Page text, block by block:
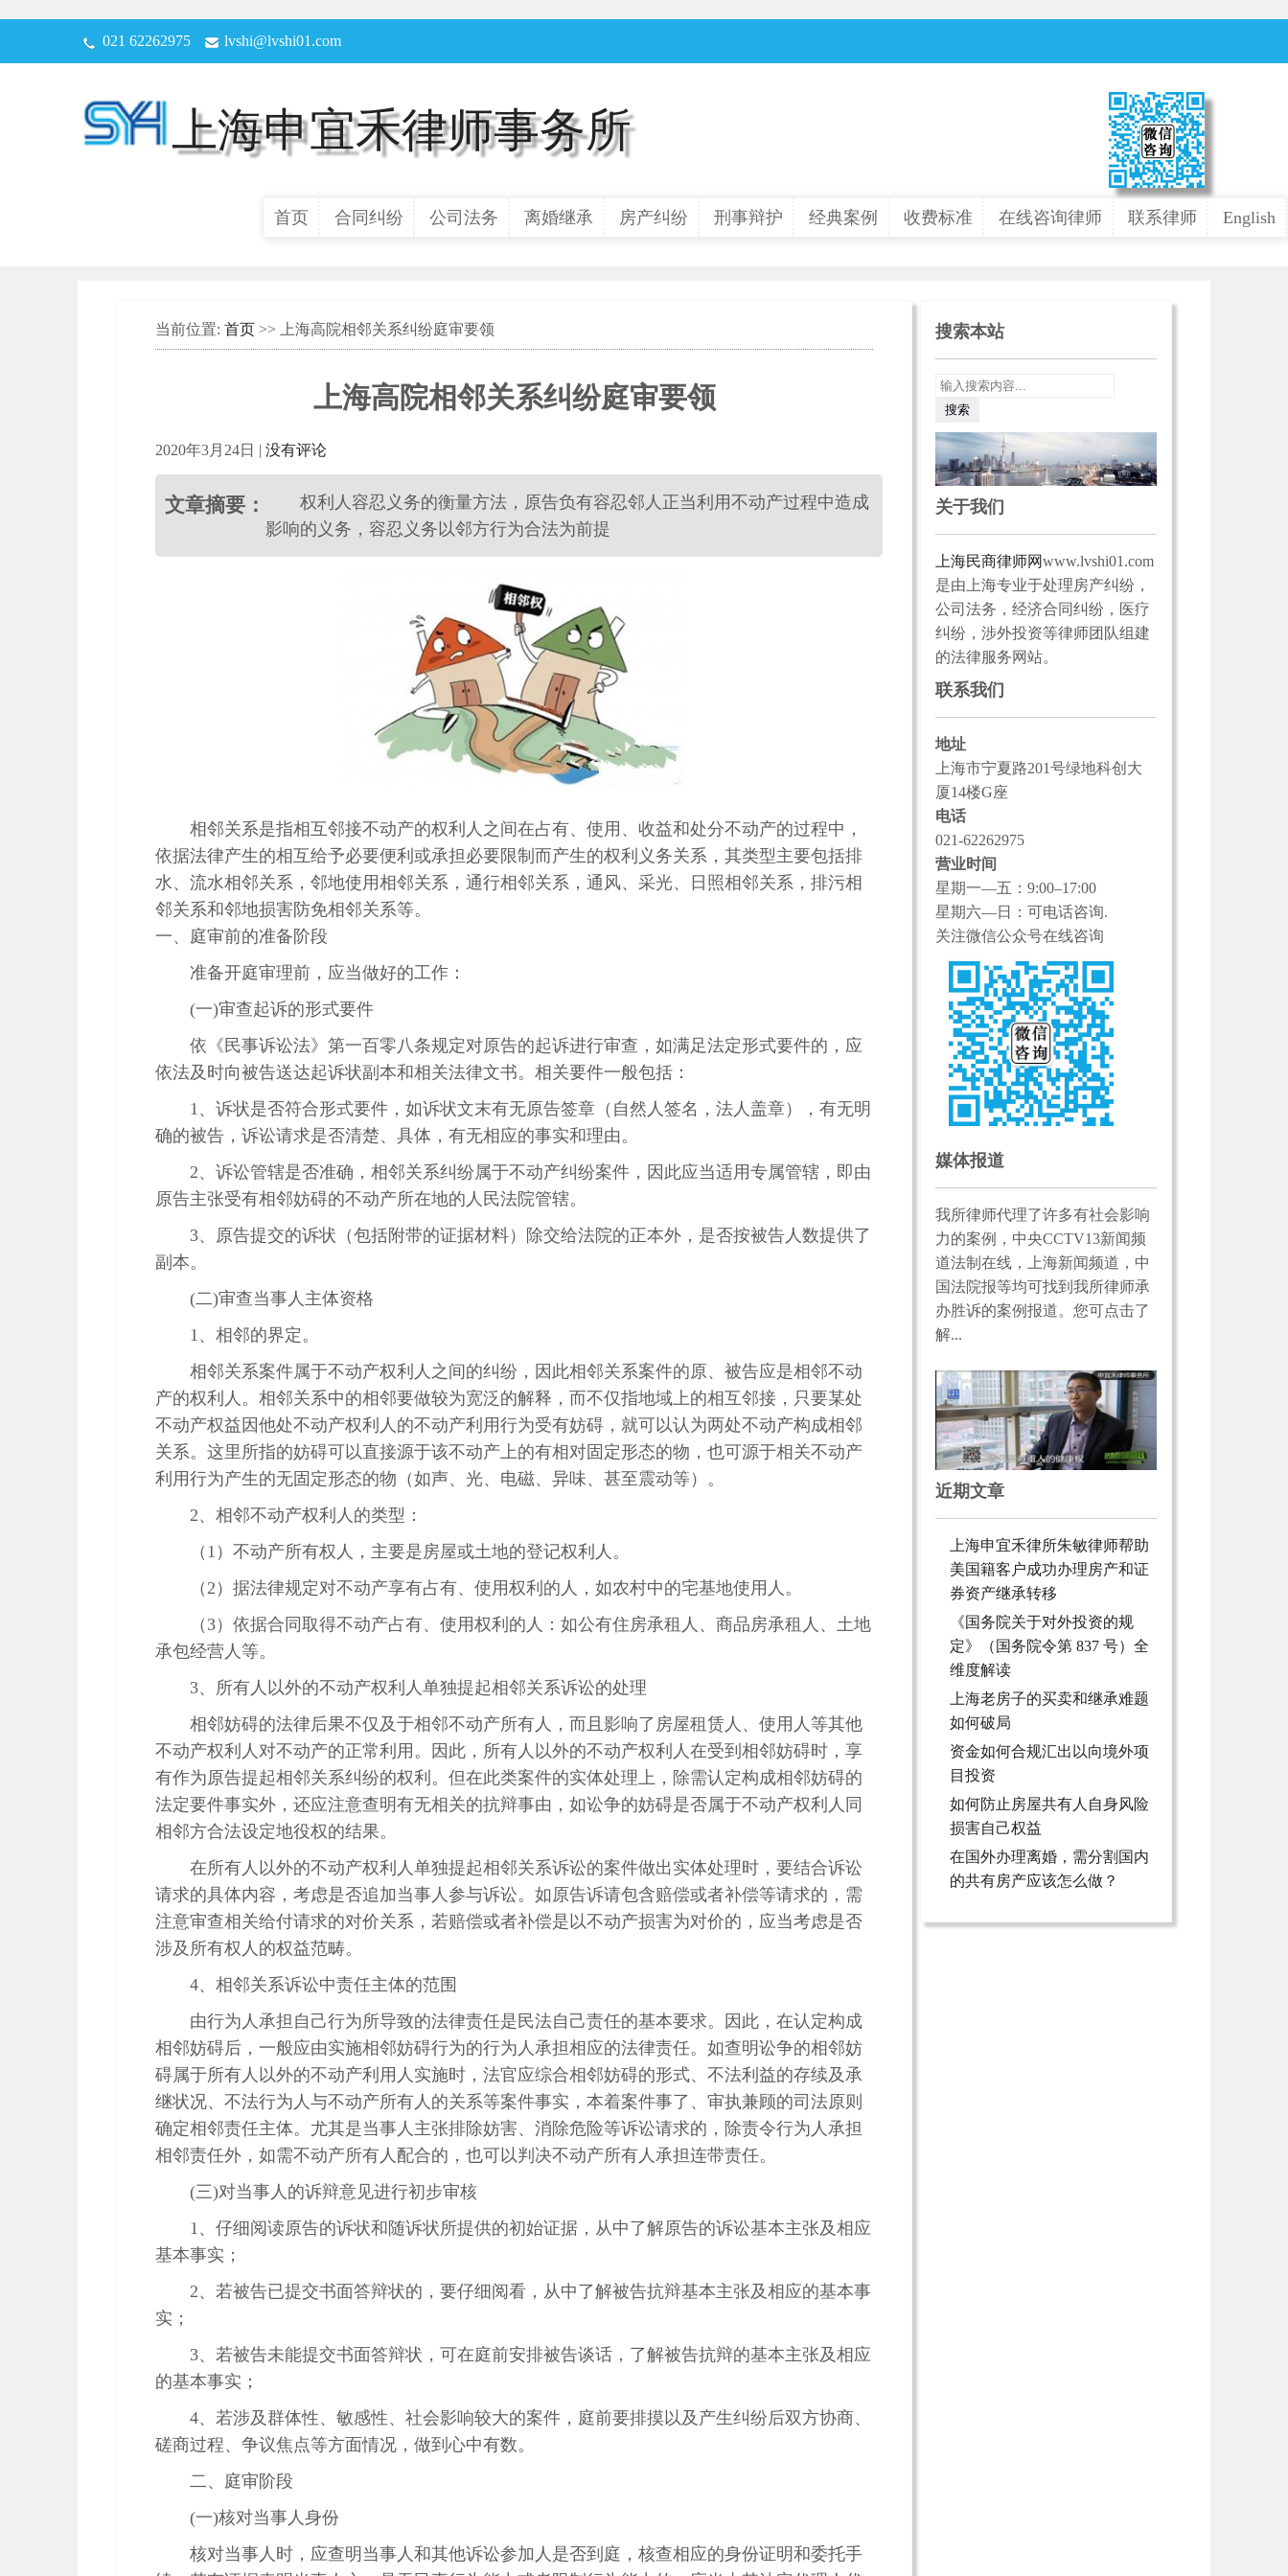
021 62262975 lvshi@lvshi01.com
上海申宜禾律师事务所
首页 合同纠纷 公司法务 离婚继承 房产纠纷 刑事辩护 经典案例 收费标准 在线咨询律师 联系律师 English
当前位置: 首页 >> 上海高院相邻关系纠纷庭审要领
上海高院相邻关系纠纷庭审要领
2020年3月24日 | 没有评论
文章摘要：
权利人容忍义务的衡量方法，原告负有容忍邻人正当利用不动产过程中造成
影响的义务，容忍义务以邻方行为合法为前提
相邻关系是指相互邻接不动产的权利人之间在占有、使用、收益和处分不动产的过程中，
依据法律产生的相互给予必要便利或承担必要限制而产生的权利义务关系，其类型主要包括排
水、流水相邻关系，邻地使用相邻关系，通行相邻关系，通风、采光、日照相邻关系，排污相
邻关系和邻地损害防免相邻关系等。
一、庭审前的准备阶段
准备开庭审理前，应当做好的工作：
(一)审查起诉的形式要件
依《民事诉讼法》第一百零八条规定对原告的起诉进行审查，如满足法定形式要件的，应
依法及时向被告送达起诉状副本和相关法律文书。相关要件一般包括：
1、诉状是否符合形式要件，如诉状文末有无原告签章（自然人签名，法人盖章），有无明
确的被告，诉讼请求是否清楚、具体，有无相应的事实和理由。
2、诉讼管辖是否准确，相邻关系纠纷属于不动产纠纷案件，因此应当适用专属管辖，即由
原告主张受有相邻妨碍的不动产所在地的人民法院管辖。
3、原告提交的诉状（包括附带的证据材料）除交给法院的正本外，是否按被告人数提供了
副本。
(二)审查当事人主体资格
1、相邻的界定。
相邻关系案件属于不动产权利人之间的纠纷，因此相邻关系案件的原、被告应是相邻不动
产的权利人。相邻关系中的相邻要做较为宽泛的解释，而不仅指地域上的相互邻接，只要某处
不动产权益因他处不动产权利人的不动产利用行为受有妨碍，就可以认为两处不动产构成相邻
关系。这里所指的妨碍可以直接源于该不动产上的有相对固定形态的物，也可源于相关不动产
利用行为产生的无固定形态的物（如声、光、电磁、异味、甚至震动等）。
2、相邻不动产权利人的类型：
（1）不动产所有权人，主要是房屋或土地的登记权利人。
（2）据法律规定对不动产享有占有、使用权利的人，如农村中的宅基地使用人。
（3）依据合同取得不动产占有、使用权利的人：如公有住房承租人、商品房承租人、土地
承包经营人等。
3、所有人以外的不动产权利人单独提起相邻关系诉讼的处理
相邻妨碍的法律后果不仅及于相邻不动产所有人，而且影响了房屋租赁人、使用人等其他
不动产权利人对不动产的正常利用。因此，所有人以外的不动产权利人在受到相邻妨碍时，享
有作为原告提起相邻关系纠纷的权利。但在此类案件的实体处理上，除需认定构成相邻妨碍的
法定要件事实外，还应注意查明有无相关的抗辩事由，如讼争的妨碍是否属于不动产权利人同
相邻方合法设定地役权的结果。
在所有人以外的不动产权利人单独提起相邻关系诉讼的案件做出实体处理时，要结合诉讼
请求的具体内容，考虑是否追加当事人参与诉讼。如原告诉请包含赔偿或者补偿等请求的，需
注意审查相关给付请求的对价关系，若赔偿或者补偿是以不动产损害为对价的，应当考虑是否
涉及所有权人的权益范畴。
4、相邻关系诉讼中责任主体的范围
由行为人承担自己行为所导致的法律责任是民法自己责任的基本要求。因此，在认定构成
相邻妨碍后，一般应由实施相邻妨碍行为的行为人承担相应的法律责任。如查明讼争的相邻妨
碍属于所有人以外的不动产利用人实施时，法官应综合相邻妨碍的形式、不法利益的存续及承
继状况、不法行为人与不动产所有人的关系等案件事实，本着案件事了、审执兼顾的司法原则
确定相邻责任主体。尤其是当事人主张排除妨害、消除危险等诉讼请求的，除责令行为人承担
相邻责任外，如需不动产所有人配合的，也可以判决不动产所有人承担连带责任。
(三)对当事人的诉辩意见进行初步审核
1、仔细阅读原告的诉状和随诉状所提供的初始证据，从中了解原告的诉讼基本主张及相应
基本事实；
2、若被告已提交书面答辩状的，要仔细阅看，从中了解被告抗辩基本主张及相应的基本事
实；
3、若被告未能提交书面答辩状，可在庭前安排被告谈话，了解被告抗辩的基本主张及相应
的基本事实；
4、若涉及群体性、敏感性、社会影响较大的案件，庭前要排摸以及产生纠纷后双方协商、
磋商过程、争议焦点等方面情况，做到心中有数。
二、庭审阶段
(一)核对当事人身份
核对当事人时，应查明当事人和其他诉讼参加人是否到庭，核查相应的身份证明和委托手
搜索本站
关于我们
上海民商律师网www.lvshi01.com
是由上海专业于处理房产纠纷，
公司法务，经济合同纠纷，医疗
纠纷，涉外投资等律师团队组建
的法律服务网站。
联系我们
地址
上海市宁夏路201号绿地科创大
厦14楼G座
电话
021-62262975
营业时间
星期一—五：9:00–17:00
星期六—日：可电话咨询.
关注微信公众号在线咨询
媒体报道
我所律师代理了许多有社会影响
力的案例，中央CCTV13新闻频
道法制在线，上海新闻频道，中
国法院报等均可找到我所律师承
办胜诉的案例报道。您可点击了
解...
近期文章
上海申宜禾律所朱敏律师帮助
美国籍客户成功办理房产和证
券资产继承转移
《国务院关于对外投资的规
定》（国务院令第 837 号）全
维度解读
上海老房子的买卖和继承难题
如何破局
资金如何合规汇出以向境外项
目投资
如何防止房屋共有人自身风险
损害自己权益
在国外办理离婚，需分割国内
的共有房产应该怎么做？